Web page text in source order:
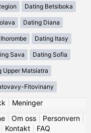
Dating Betsiboka
Dating Diana
Dating Itasy
Sava Dating Sofia
Upper Matsiatra
Fitovinany
Meninger
| Om oss| Personvern|
Kontakt FAQ